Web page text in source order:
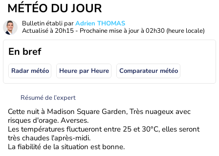
MÉTÉO DU JOUR
Bulletin établi parAdrien THOMAS
Actualisé à 20h15 - Prochaine mise à jour à 02h30 (heure locale)
En bref
Radar météo Heure par Heure Comparateur météo
Résumé de l’expert
Cette nuit à Madison Square Garden, Très nuageux avec
risques d'orage. Averses.
Les températures fluctueront entre 25 et 30°C, elles seront
très chaudes l'après-midi.
La fiabilité de la situation est bonne.